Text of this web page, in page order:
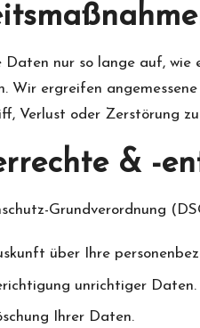
Daten nur so lange auf,
Wir ergreifen
Verlust oder Zerstörung zu
& -
Grundverordnung
über Ihre
unrichtiger Daten.
Ihrer Daten.